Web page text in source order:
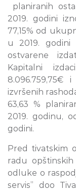
planiranih
2019. godini
77,15% od
u 2019. godini
ostvarene
Kapitalni
izvršenih
63,63 %
2019. godinu,
godini.
Pred tivatskim
radu
odluke o
servis” doo